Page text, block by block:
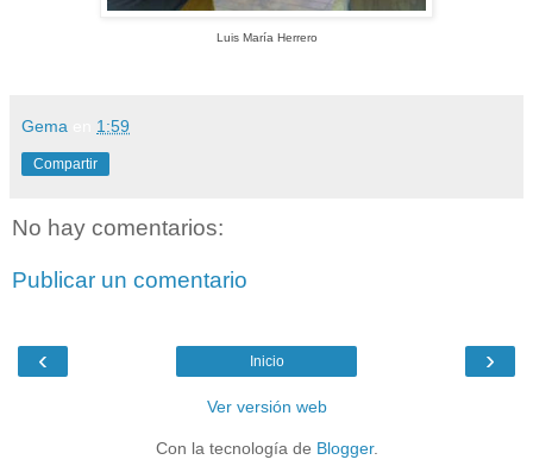
Luis María Herrero
Gema 1:59
Compartir
No hay comentarios:
Publicar un comentario
‹ ›
Inicio
Ver versión web
Con la tecnología de Blogger.